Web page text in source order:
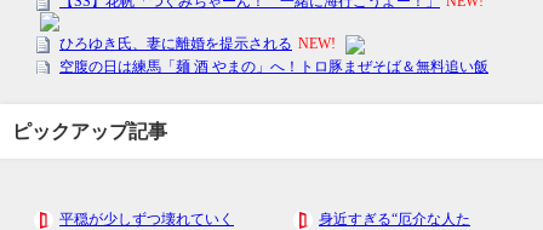
ピックアップ記事